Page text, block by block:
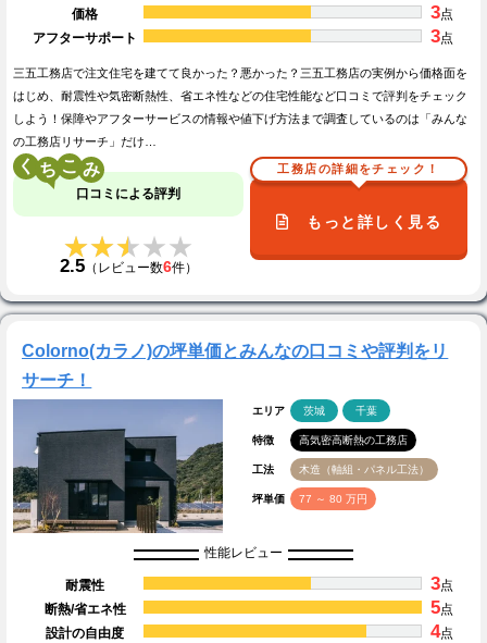
価格
3点
アフターサポート
3点
三五工務店で注文住宅を建てて良かった？悪かった？三五工務店の実例から価格面を
はじめ、耐震性や気密断熱性、省エネ性などの住宅性能など口コミで評判をチェック
しよう！保障やアフターサービスの情報や値下げ方法まで調査しているのは「みんな
の工務店リサーチ」だけ…
く こ
口コミによる評判
★★★★★
★★★★★
2.5（レビュー数6件）
工務店の詳細をチェック！
もっと詳しく見る
Colorno(カラノ)の坪単価とみんなの口コミや評判をリ
サーチ！
エリア 茨城 千葉
特徴 高気密高断熱の工務店
工法 木造（軸組・パネル工法）
坪単価 77 ～ 80 万円
性能レビュー
耐震性 3点
断熱/省エネ性
5点
設計の自由度
4点